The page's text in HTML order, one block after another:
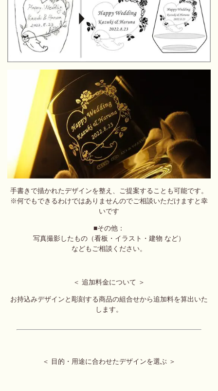
手書きで描かれたデザインを整え、ご提案することも可能です。
※何でもできるわけではありませんのでご相談いただけますと幸
いです
■その他：
写真撮影したもの（看板・イラスト・建物 など）
などもご相談ください。
＜ 追加料金について ＞
お持込みデザインと彫刻する商品の組合せから追加料を算出いた
します。
＜ 目的・用途に合わせたデザインを選ぶ ＞